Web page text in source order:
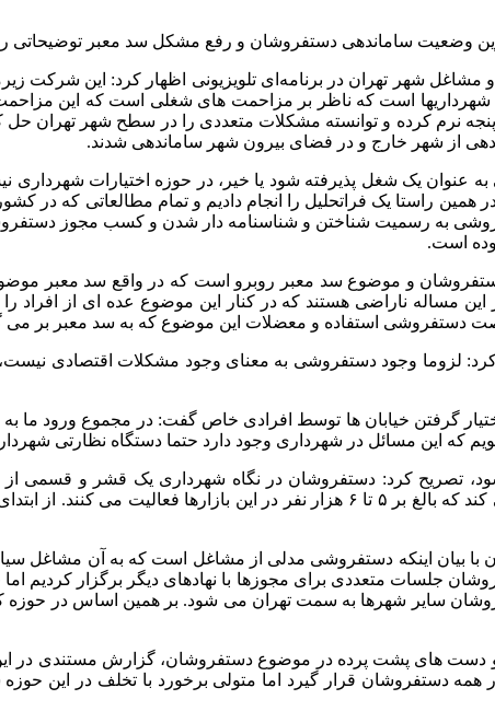
ساماندهی دستفروشان و رفع مشکل سد معبر توضیحاتی را
مشاغل شهر تهران در برنامه‌ای تلویزیونی اظهار کرد: این
شهر دارد و مسئولیت اصلی آن اجرای بند ۲۰ ماده ۵۵ قانون شهرداریها است که ناظر بر
کرده و توانسته مشکلات متعددی را در سطح شهر تهران حل
از شهر خارج و در فضای بیرون شهر ساماندهی شدند.
یک شغل پذیرفته شود یا خیر، در حوزه اختیارات
راستا یک فراتحلیل را انجام دادیم و تمام مطالعاتی که در
به رسمیت شناختن و شناسنامه دار شدن و کسب مجوز
است.
و موضوع سد معبر روبرو است که در واقع سد معبر
مساله ناراضی هستند که در کنار این موضوع عده ای از
دستفروشی استفاده و معضلات این موضوع که به سد معبر بر
لزوما وجود دستفروشی به معنای وجود مشکلات اقتصادی نیست،
گرفتن خیابان ها توسط افرادی خاص گفت: در مجموع ورود ما
که این مسائل در شهرداری وجود دارد حتما دستگاه نظارتی
شود، تصریح کرد: دستفروشان در نگاه شهرداری یک قشر و قسمی
بیان اینکه دستفروشی مدلی از مشاغل است که به آن مشاغل
جلسات متعددی برای مجوزها با نهادهای دیگر برگزار کردیم
سایر شهرها به سمت تهران می شود. بر همین اساس در حوزه
های پشت پرده در موضوع دستفروشان، گزارش مستندی در این
همه دستفروشان قرار گیرد اما متولی برخورد با تخلف در این